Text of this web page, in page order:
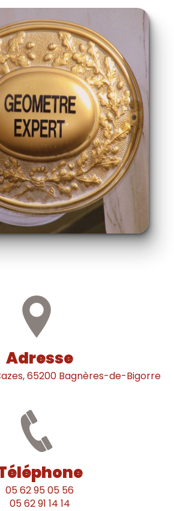
Adresse
65200 Bagnères-de-Bigorre
05 62 95 05 56
05 62 91 14 14